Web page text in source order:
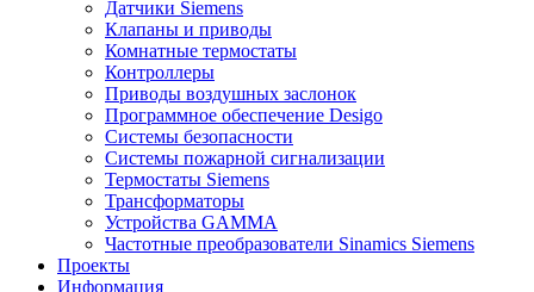
Датчики Siemens
Клапаны и приводы
Комнатные термостаты
Контроллеры
Приводы воздушных заслонок
Программное обеспечение Desigo
Системы безопасности
Системы пожарной сигнализации
Термостаты Siemens
Трансформаторы
Устройства GAMMA
Частотные преобразователи Sinamics Siemens
Проекты
Информация